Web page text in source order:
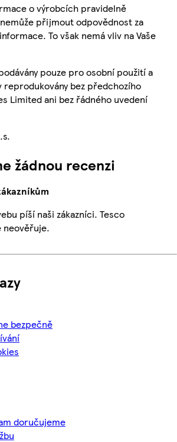
o výrobcích pravidelně
přijmout odpovědnost za
To však nemá vliv na Vaše
pouze pro osobní použití a
reprodukovány bez předchozího
Limited ani bez řádného uvedení
žádnou recenzi
píší naši zákazníci. Tesco
neověřuje.
bezpečně
doručujeme